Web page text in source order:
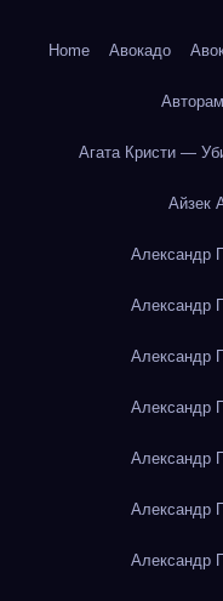
Home Авокадо
Агата Кристи —
Айзек
Александр
Александр
Александр
Александр
Александр
Александр
Александр